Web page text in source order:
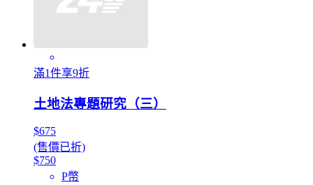
滿1件享9折
土地法專題研究（三）
$675
(售價已折)
$750
P幣